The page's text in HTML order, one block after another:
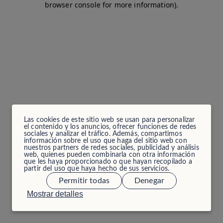
Las cookies de este sitio web se usan para personalizar
el contenido y los anuncios, ofrecer funciones de redes
sociales y analizar el tráfico. Además, compartimos
información sobre el uso que haga del sitio web con
nuestros partners de redes sociales, publicidad y análisis
web, quienes pueden combinarla con otra información
que les haya proporcionado o que hayan recopilado a
partir del uso que haya hecho de sus servicios.
Mostrar detalles
Permitir todas Denegar
browser console for more information).